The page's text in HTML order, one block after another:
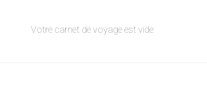
Votre carnet de voyage est vide